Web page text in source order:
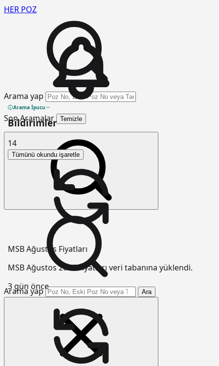
HER POZ
Arama yap
Arama İpucu
Son Aramalar Temizle
Arama yap Ara
Bildirimler
14
Tümünü okundu işaretle
MSB Ağustos Fiyatları
MSB Ağustos 2026 Fiyatları veri tabanına yüklendi.
3 gün önce